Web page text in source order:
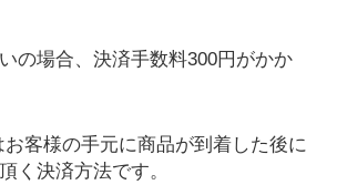
の場合、決済手数料300円がかか
客様の手元に商品が到着した後に
く決済方法です。